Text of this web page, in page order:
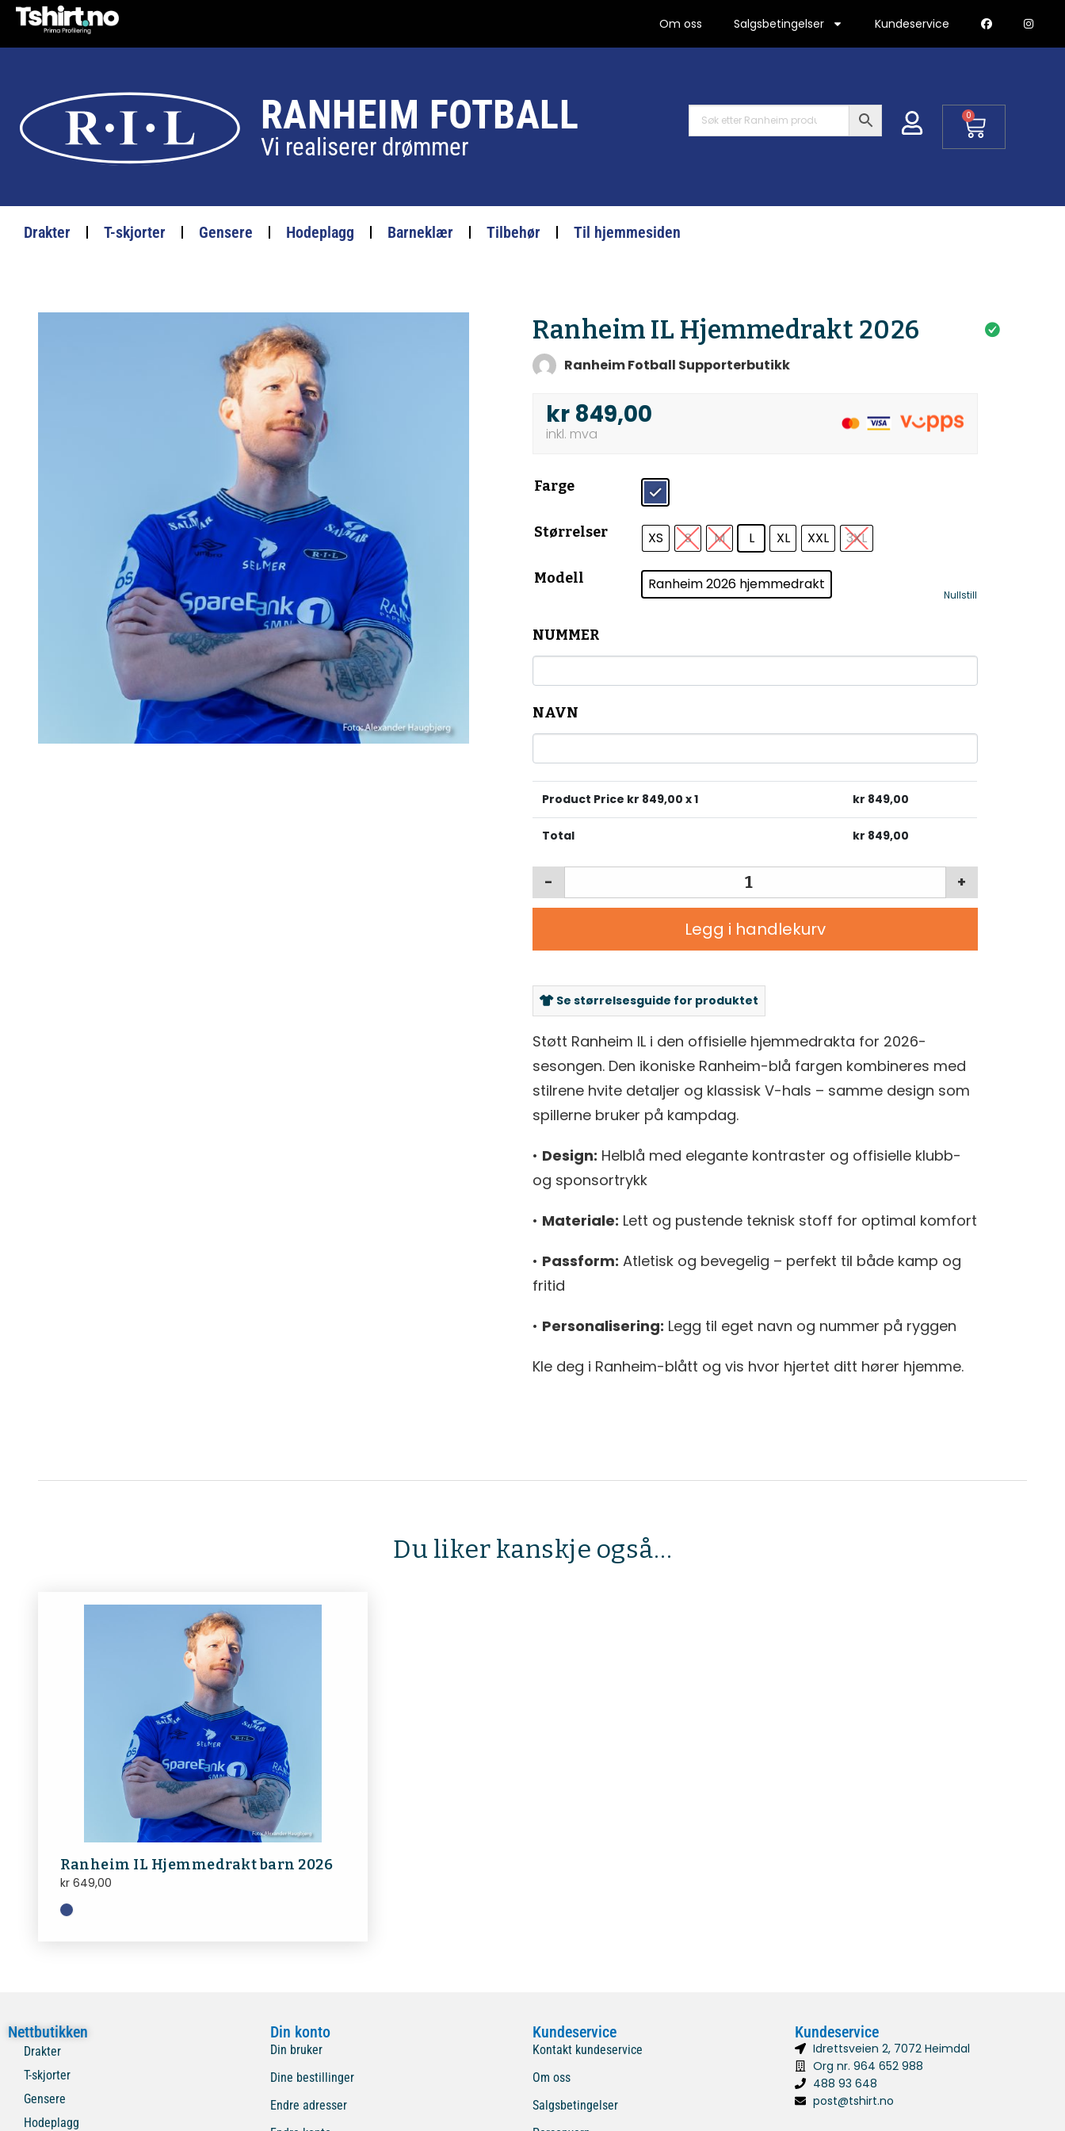
Om oss Salgsbetingelser Kundeservice
RANHEIM FOTBALL
Vi realiserer drømmer
0
Drakter T-skjorter Gensere Hodeplagg Barneklær Tilbehør Til hjemmesiden
Ranheim IL Hjemmedrakt 2026
Ranheim Fotball Supporterbutikk
kr 849,00
Farge
Størrelser XS S M L XL XXL 3XL
Modell Ranheim 2026 hjemmedrakt
Nullstill
NUMMER
NAVN
Product Price kr 849,00 x 1 kr 849,00
Total kr 849,00
+
-
Legg i handlekurv
Se størrelsesguide for produktet
Støtt Ranheim IL i den offisielle hjemmedrakta for 2026-
sesongen. Den ikoniske Ranheim-blå fargen kombineres med
stilrene hvite detaljer og klassisk V-hals – samme design som
spillerne bruker på kampdag.
• Design: Helblå med elegante kontraster og offisielle klubb-
og sponsortrykk
• Materiale: Lett og pustende teknisk stoff for optimal komfort
• Passform: Atletisk og bevegelig – perfekt til både kamp og
fritid
• Personalisering: Legg til eget navn og nummer på ryggen
Kle deg i Ranheim-blått og vis hvor hjertet ditt hører hjemme.
Du liker kanskje også…
Ranheim IL Hjemmedrakt barn 2026
kr 649,00
Nettbutikken Din konto Kundeservice Kundeservice
Drakter
T-skjorter
Gensere
Hodeplagg
Din bruker
Dine bestillinger
Endre adresser
Kontakt kundeservice
Om oss
Salgsbetingelser
Idrettsveien 2, 7072 Heimdal
Org nr. 964 652 988
488 93 648
post@tshirt.no